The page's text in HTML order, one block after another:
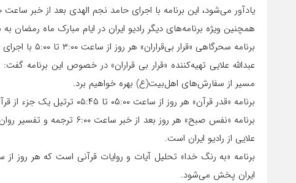
یادآور می‌شود، این برنامه با اجرای حامد نجم الهدی بعد از خبر ساعت ۱۸:۰۰ روز جمعه پنجم اردیبهشت از رادیو ایران پخش می‌شود.
همچنین ویژه برنامه‌های دیگر رادیو ایران در ایام مبارک ماه رمضان
برنامه سحرگاهی «قرار بی‌قراران» هر روز از ساعت ۳:۰۰ تا ۵:۰۰ با اجرای محمدنصرآبادی از رادیو ایران پخش می‌شود.
عبدالله علایی تهیه‌کننده «قرار بی قراران» در خصوص این برنامه
مسیر از سفارش‌های اهل‌بیت(ع) بهره خواهیم برد.
برنامه «قدر قرآن» هر روز از ساعت ۰۵:۰۰ تا ۰۵:۴۵ ترتیل یک جزء از قرآن کریم است.
برنامه «نفس صبح» هر روز
علایی از رادیو ایران است.
ایران پخش می‌شود.